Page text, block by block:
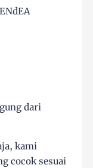
dari
kami
cocok sesuai